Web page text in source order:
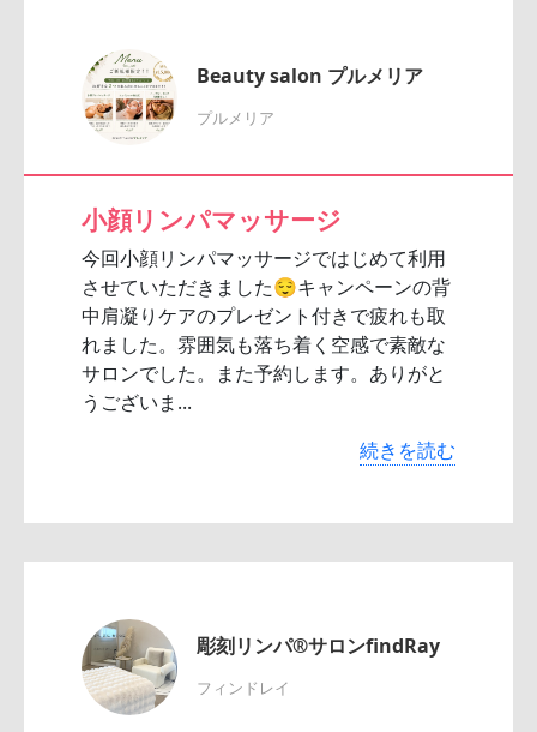
Beauty salon プルメリア
プルメリア
小顔リンパマッサージ
今回小顔リンパマッサージではじめて利用
させていただきました😌キャンペーンの背
中肩凝りケアのプレゼント付きで疲れも取
れました。雰囲気も落ち着く空感で素敵な
サロンでした。また予約します。ありがと
うございま...
続きを読む
彫刻リンパ®サロンfindRay
フィンドレイ